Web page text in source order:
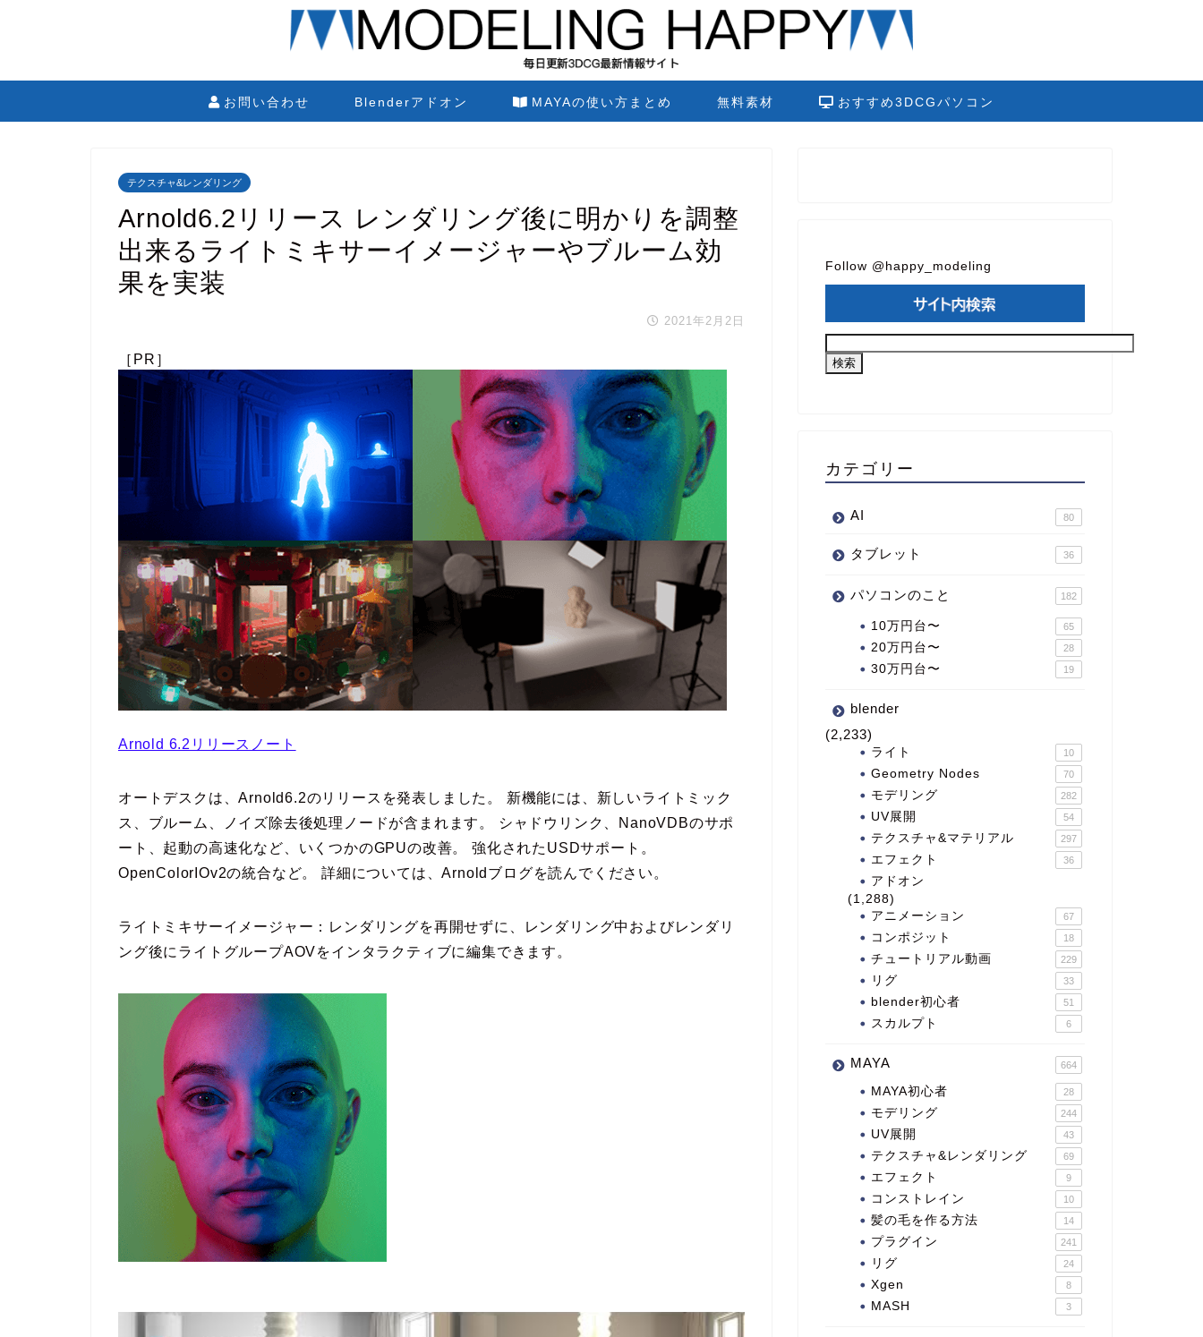
お問い合わせ Blenderアドオン MAYAの使い方まとめ 無料素材 おすすめ3DCGパソコン
テクスチャ&レンダリング
Arnold6.2リリース レンダリング後に明かりを調整
出来るライトミキサーイメージャーやブルーム効
果を実装
2021年2月2日
［PR］
Arnold 6.2リリースノート
オートデスクは、Arnold6.2のリリースを発表しました。 新機能には、新しいライトミック
ス、ブルーム、ノイズ除去後処理ノードが含まれます。 シャドウリンク、NanoVDBのサポ
ート、起動の高速化など、いくつかのGPUの改善。 強化されたUSDサポート。
OpenColorIOv2の統合など。 詳細については、Arnoldブログを読んでください。
ライトミキサーイメージャー：レンダリングを再開せずに、レンダリング中およびレンダリ
ング後にライトグループAOVをインタラクティブに編集できます。
Follow @happy_modeling
カテゴリー
AI 80
タブレット 36
パソコンのこと 182
10万円台〜 65
20万円台〜 28
30万円台〜 19
blender
(2,233)
ライト 10
Geometry Nodes 70
モデリング 282
UV展開 54
テクスチャ&マテリアル 297
エフェクト 36
アドオン
(1,288)
アニメーション
67
コンポジット 18
チュートリアル動画 229
リグ 33
blender初心者 51
スカルプト 6
MAYA 664
MAYA初心者 28
モデリング 244
UV展開 43
テクスチャ&レンダリング 69
エフェクト 9
コンストレイン 10
髪の毛を作る方法 14
プラグイン 241
リグ 24
Xgen 8
MASH 3